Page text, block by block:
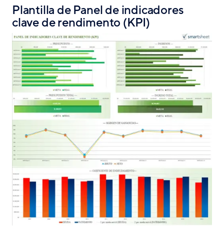
Plantilla de Panel de indicadores
clave de rendimento (KPI)